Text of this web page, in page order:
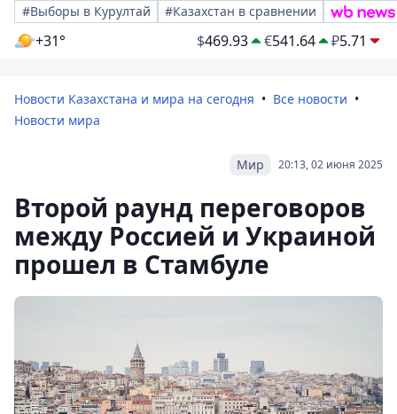
#Выборы в Курултай
#Казахстан в сравнении
+31° $469.93 €541.64 ₽5.71
Новости Казахстана и мира на сегодня
Все новости
Новости мира
20:13, 02 июня 2025
Мир
Второй раунд переговоров
между Россией и Украиной
прошел в Стамбуле